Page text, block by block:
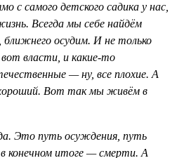
с самого детского садика у нас,
Всегда мы себе найдём
ближнего осудим. И не только
власти, и какие-то
— ну, все плохие. А
Вот так мы живём в
Это путь осуждения, путь
конечном итоге — смерти. А